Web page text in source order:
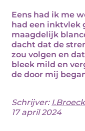
Eens had ik me
had een inktvlek
maagdelijk
dacht dat de
zou volgen en
bleek mild en
de door mij
Schrijver:
17 april 2024